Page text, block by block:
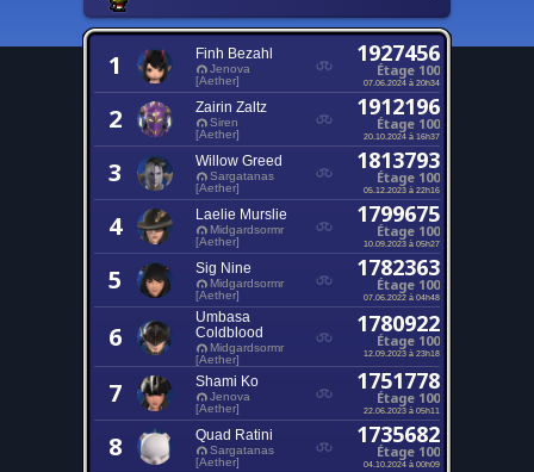
1 Finh Bezahl
Jenova
[Aether]
1927456
Étage 100
07.06.2024 à 20h34
2 Zairin Zaltz
Siren
[Aether]
1912196
Étage 100
20.10.2024 à 16h37
3 Willow Greed
Sargatanas
[Aether]
1813793
Étage 100
05.12.2023 à 22h16
4 Laelie Murslie
Midgardsormr
[Aether]
1799675
Étage 100
10.09.2023 à 05h27
5 Sig Nine
Midgardsormr
[Aether]
1782363
Étage 100
07.06.2022 à 04h48
6
Umbasa
Coldblood
Midgardsormr
[Aether]
1780922
Étage 100
12.09.2023 à 23h18
7 Shami Ko
Jenova
[Aether]
1751778
Étage 100
22.06.2023 à 05h11
8 Quad Ratini
Sargatanas
[Aether]
1735682
Étage 100
04.10.2024 à 00h09